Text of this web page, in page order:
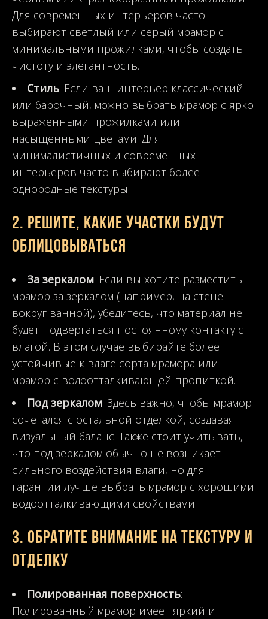
Для современных интерьеров часто
выбирают светлый или серый мрамор с
минимальными прожилками, чтобы создать
чистоту и элегантность.
Стиль: Если ваш интерьер классический
или барочный, можно выбрать мрамор с ярко
выраженными прожилками или
насыщенными цветами. Для
минималистичных и современных
интерьеров часто выбирают более
однородные текстуры.
2. Решите, какие участки будут
облицовываться
За зеркалом: Если вы хотите разместить
мрамор за зеркалом (например, на стене
вокруг ванной), убедитесь, что материал не
будет подвергаться постоянному контакту с
влагой. В этом случае выбирайте более
устойчивые к влаге сорта мрамора или
мрамор с водоотталкивающей пропиткой.
Под зеркалом: Здесь важно, чтобы мрамор
сочетался с остальной отделкой, создавая
визуальный баланс. Также стоит учитывать,
что под зеркалом обычно не возникает
сильного воздействия влаги, но для
гарантии лучше выбрать мрамор с хорошими
водоотталкивающими свойствами.
3. Обратите внимание на текстуру и
отделку
Полированная поверхность:
Полированный мрамор имеет яркий и